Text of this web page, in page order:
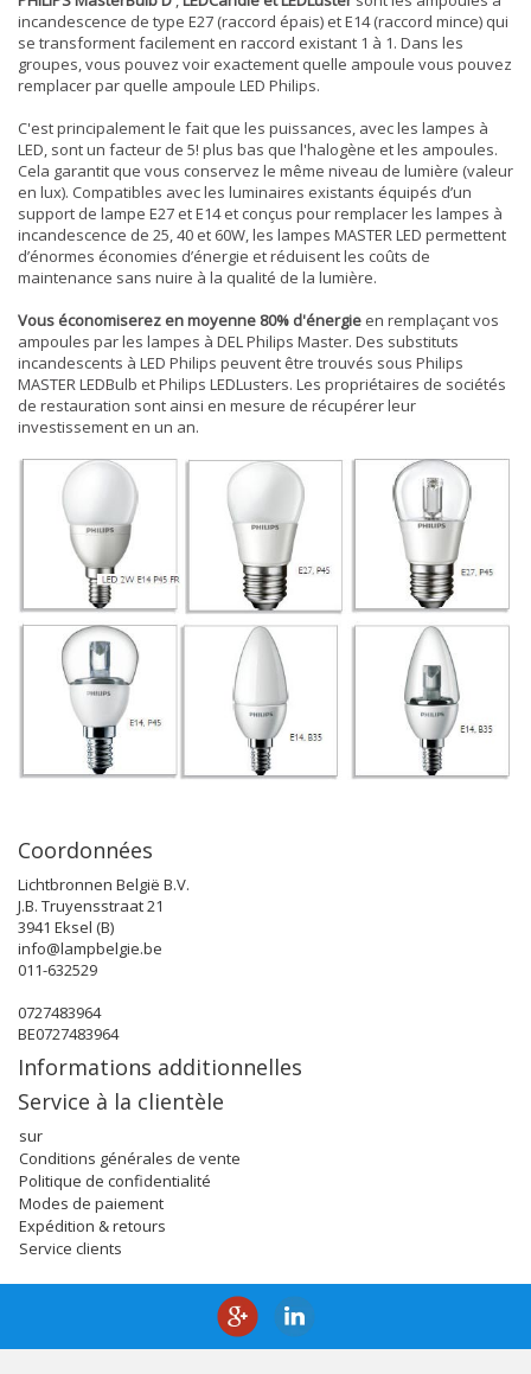
incandescence de type E27 (raccord épais) et E14 (raccord mince) qui
se transforment facilement en raccord existant 1 à 1. Dans les
groupes, vous pouvez voir exactement quelle ampoule vous pouvez
remplacer par quelle ampoule LED Philips.
C'est principalement le fait que les puissances, avec les lampes à
LED, sont un facteur de 5! plus bas que l'halogène et les ampoules.
Cela garantit que vous conservez le même niveau de lumière (valeur
en lux). Compatibles avec les luminaires existants équipés d’un
support de lampe E27 et E14 et conçus pour remplacer les lampes à
incandescence de 25, 40 et 60W, les lampes MASTER LED permettent
d’énormes économies d’énergie et réduisent les coûts de
maintenance sans nuire à la qualité de la lumière.
Vous économiserez en moyenne 80% d'énergie en remplaçant vos
ampoules par les lampes à DEL Philips Master. Des substituts
incandescents à LED Philips peuvent être trouvés sous Philips
MASTER LEDBulb et Philips LEDLusters. Les propriétaires de sociétés
de restauration sont ainsi en mesure de récupérer leur
investissement en un an.
Coordonnées
Lichtbronnen België B.V.
J.B. Truyensstraat 21
3941 Eksel (B)
info@lampbelgie.be
011-632529
0727483964
BE0727483964
Informations additionnelles
Service à la clientèle
sur
Conditions générales de vente
Politique de confidentialité
Modes de paiement
Expédition & retours
Service clients